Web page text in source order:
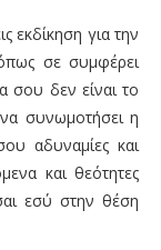
εκδίκηση για την
σε συμφέρει
σου δεν είναι το
συνωμοτήσει η
αδυναμίες και
και θεότητες
εσύ στην θέση